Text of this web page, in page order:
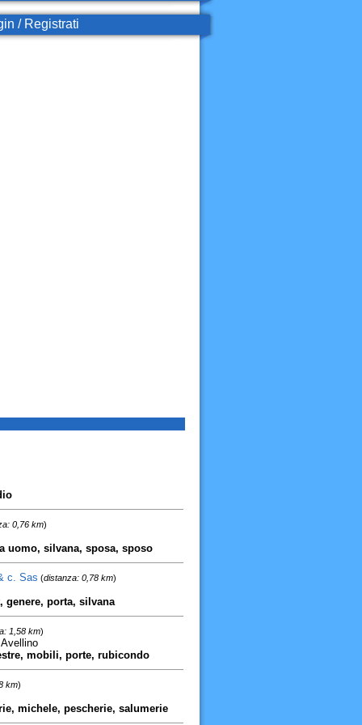
/ Registrati
0,76 km)
uomo, silvana, sposa, sposo
c. Sas (distanza: 0,78 km)
genere, porta, silvana
1,58 km)
mobili, porte, rubicondo
km)
michele, pescherie, salumerie